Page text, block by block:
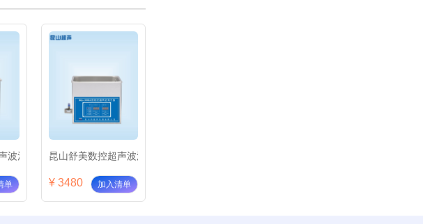
波清洗器KQ2200DV
单
昆山舒美数控超声波清洗器KQ-100DA
¥ 3480 加入清单